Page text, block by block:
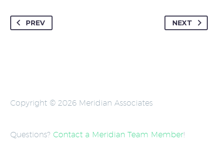
PREV NEXT
Copyright © 2026 Meridian Associates
Questions? Contact a Meridian Team Member!